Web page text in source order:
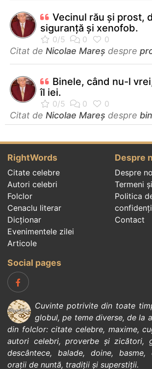
Vecinul rău şi prost,
siguranţă şi xenofob.
Citat de Nicolae Mareș despre
Binele, când nu-l
îl iei.
Citat de Nicolae Mareș despre
RightWords
Citate celebre
Autori celebri
Folclor
Cenaclu literar
Dicționar
Evenimentele zilei
Articole
Despre
Despre
Termeni
Politica
Contact
Social pages
Cuvinte potrivite din toate
globul, pe teme diverse, de la
din folclor:citate celebre, maxime,
autori celebri,proverbe și zicători,
descântece, balade, doine, basme,
orații de nuntă, tradiții și superstiții.